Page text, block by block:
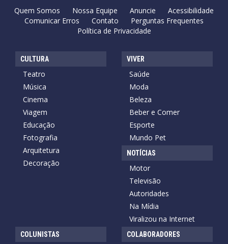
Quem Somos Nossa Equipe Anuncie
Acessibilidade
Comunicar Erros
Contato
Perguntas Frequentes
Política de Privacidade
CULTURA
Teatro
Música
Cinema
Viagem
Educação
Fotografia
Arquitetura
Decoração
VIVER
Saúde
Moda
Beleza
Beber e Comer
Esporte
Mundo Pet
NOTÍCIAS
Motor
Televisão
Autoridades
Na Mídia
Viralizou na Internet
COLUNISTAS COLABORADORES